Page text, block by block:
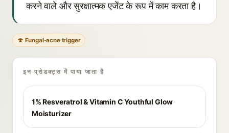
करने वाले और सुरक्षात्मक एजेंट के रूप में काम करता है।
🍄 Fungal-acne trigger
इन प्रोडक्ट्स में पाया जाता है
1% Resveratrol & Vitamin C Youthful Glow
Moisturizer